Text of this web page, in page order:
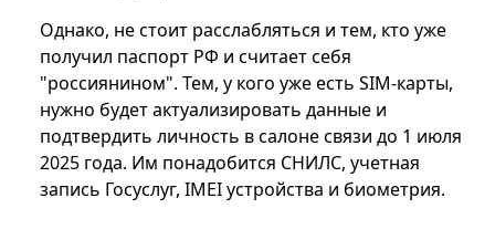
Однако, не стоит расслабляться и тем, кто уже
получил паспорт РФ и считает себя
"россиянином". Тем, у кого уже есть SIM-карты,
нужно будет актуализировать данные и
подтвердить личность в салоне связи до 1 июля
2025 года. Им понадобится СНИЛС, учетная
запись Госуслуг, IMEI устройства и биометрия.